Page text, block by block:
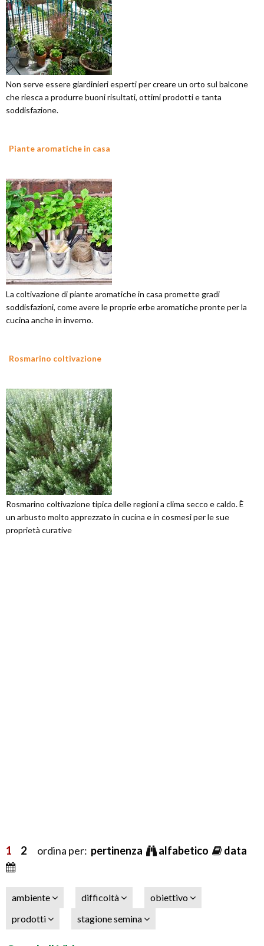
Non serve essere giardinieri esperti per creare un orto sul balcone
che riesca a produrre buoni risultati, ottimi prodotti e tanta
soddisfazione.
Piante aromatiche in casa
La coltivazione di piante aromatiche in casa promette gradi
soddisfazioni, come avere le proprie erbe aromatiche pronte per la
cucina anche in inverno.
Rosmarino coltivazione
Rosmarino coltivazione tipica delle regioni a clima secco e caldo. È
un arbusto molto apprezzato in cucina e in cosmesi per le sue
proprietà curative
1 2 ordina per: pertinenza alfabetico data
ambiente difficoltà
obiettivo
prodotti
stagione semina